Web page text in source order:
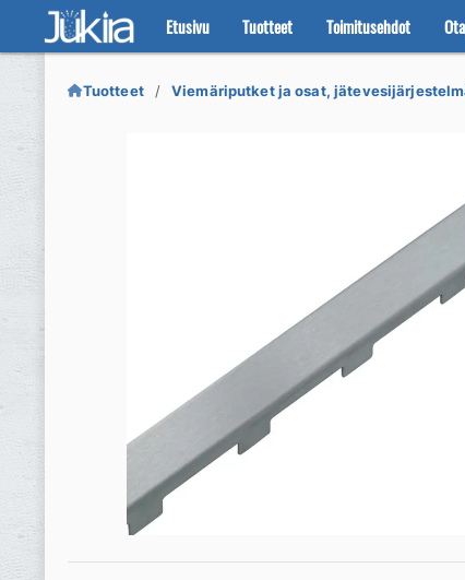
Etusivu Tuotteet Toimitusehdot
Siirry
navigointiin
Siirry
sisältöön
Tuotteet Viemäriputket ja osat,